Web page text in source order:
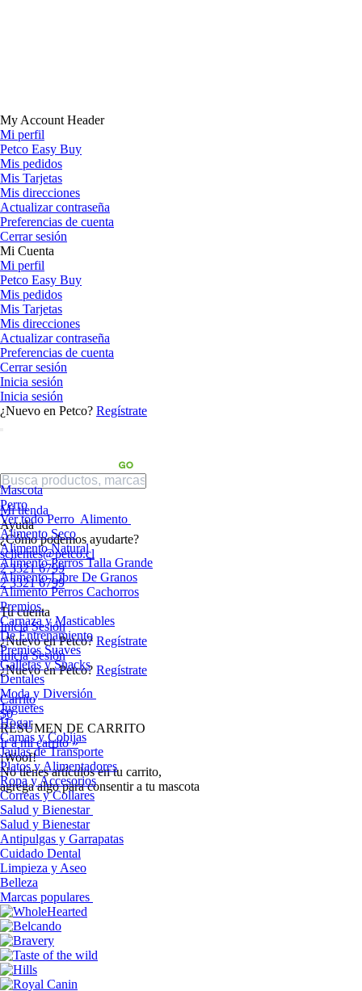
My Account Header
Mi perfil
Petco Easy Buy
Mis pedidos
Mis Tarjetas
Mis direcciones
Actualizar contraseña
Preferencias de cuenta
Cerrar sesión
Mi Cuenta
Mi perfil
Petco Easy Buy
Mis pedidos
Mis Tarjetas
Mis direcciones
Actualizar contraseña
Preferencias de cuenta
Cerrar sesión
Inicia sesión
Inicia sesión
¿Nuevo en Petco? Regístrate
Mi tienda
Ayuda
¿Cómo podemos ayudarte?
sclientes@petco.cl
2 3321 6799
2 3321 6799
Tu cuenta
Inicia Sesión
¿Nuevo en Petco? Regístrate
Inicia Sesión
¿Nuevo en Petco? Regístrate
Carrito
$0
RESUMEN DE CARRITO
Ir a mi carrito »
¡Woof!
No tíenes artículos en tu carrito,
agrega algo para consentir a tu mascota
Mascota
Perro
Ver todo Perro Alimento
Alimento Seco
Alimento Natural
Alimento Perros Talla Grande
Alimento Libre De Granos
Alimento Perros Cachorros
Premios
Carnaza y Masticables
De Entrenamiento
Premios Suaves
Galletas y Snacks
Dentales
Moda y Diversión
Juguetes
Hogar
Camas y Cobijas
Jaulas de Transporte
Platos y Alimentadores
Ropa y Accesorios
Correas y Collares
Salud y Bienestar
Salud y Bienestar
Antipulgas y Garrapatas
Cuidado Dental
Limpieza y Aseo
Belleza
Marcas populares